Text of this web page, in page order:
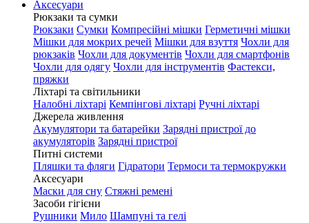
Аксесуари
Рюкзаки та сумки
Рюкзаки Сумки Компресійні мішки Герметичні мішки
Мішки для мокрих речей Мішки для взуття Чохли для
рюкзаків Чохли для документів Чохли для смартфонів
Чохли для одягу Чохли для інструментів Фастекси,
пряжки
Ліхтарі та світильники
Налобні ліхтарі Кемпінгові ліхтарі Ручні ліхтарі
Джерела живлення
Акумулятори та батарейки Зарядні пристрої до
акумуляторів Зарядні пристрої
Питні системи
Пляшки та фляги Гідратори Термоси та термокружки
Аксесуари
Маски для сну Стяжні ремені
Засоби гігієни
Рушники Мило Шампуні та гелі